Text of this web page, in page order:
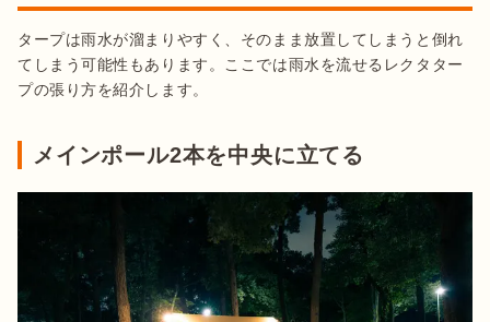
タープは雨水が溜まりやすく、そのまま放置してしまうと倒れ
てしまう可能性もあります。ここでは雨水を流せるレクタター
プの張り方を紹介します。
メインポール2本を中央に立てる